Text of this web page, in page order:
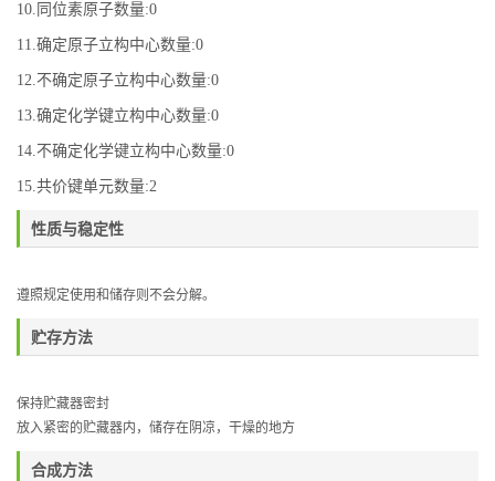
10.同位素原子数量:0
11.确定原子立构中心数量:0
12.不确定原子立构中心数量:0
13.确定化学键立构中心数量:0
14.不确定化学键立构中心数量:0
15.共价键单元数量:2
性质与稳定性
遵照规定使用和储存则不会分解。
贮存方法
保持贮藏器密封
放入紧密的贮藏器内，储存在阴凉，干燥的地方
合成方法